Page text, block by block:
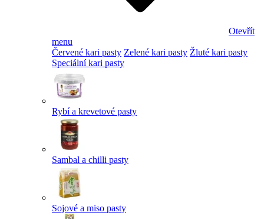
Otevřít
menu
Červené kari pasty Zelené kari pasty Žluté kari pasty
Speciální kari pasty
Rybí a krevetové pasty
Sambal a chilli pasty
Sojové a miso pasty